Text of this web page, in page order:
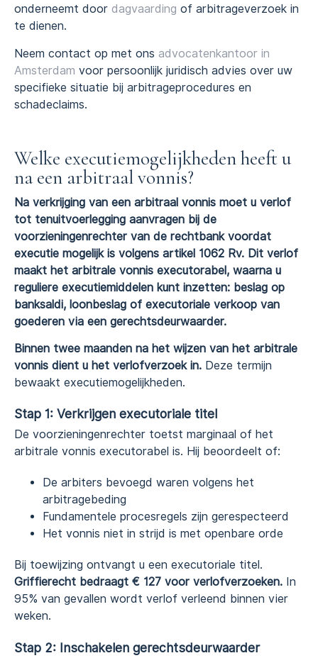
onderneemt door dagvaarding of arbitrageverzoek in
te dienen.
Neem contact op met ons advocatenkantoor in
Amsterdam voor persoonlijk juridisch advies over uw
specifieke situatie bij arbitrageprocedures en
schadeclaims.
Welke executiemogelijkheden heeft u
na een arbitraal vonnis?
Na verkrijging van een arbitraal vonnis moet u verlof
tot tenuitvoerlegging aanvragen bij de
voorzieningenrechter van de rechtbank voordat
executie mogelijk is volgens artikel 1062 Rv. Dit verlof
maakt het arbitrale vonnis executorabel, waarna u
reguliere executiemiddelen kunt inzetten: beslag op
banksaldi, loonbeslag of executoriale verkoop van
goederen via een gerechtsdeurwaarder.
Binnen twee maanden na het wijzen van het arbitrale
vonnis dient u het verlofverzoek in. Deze termijn
bewaakt executiemogelijkheden.
Stap 1: Verkrijgen executoriale titel
De voorzieningenrechter toetst marginaal of het
arbitrale vonnis executorabel is. Hij beoordeelt of:
De arbiters bevoegd waren volgens het
arbitragebeding
Fundamentele procesregels zijn gerespecteerd
Het vonnis niet in strijd is met openbare orde
Bij toewijzing ontvangt u een executoriale titel.
Griffierecht bedraagt € 127 voor verlofverzoeken. In
95% van gevallen wordt verlof verleend binnen vier
weken.
Stap 2: Inschakelen gerechtsdeurwaarder